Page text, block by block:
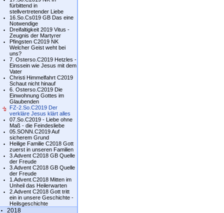
fürbittend in
stellvertretender Liebe
16.So.Cs019 GB Das eine
Notwendige
Dreifaltigkeit 2019 Vitus -
Zeugnis der Martyrer
Pfingsten C2019 NK
Welcher Geist weht bei
uns?
7. Osterso.C2019 Hetzles -
Einssein wie Jesus mit dem
Vater
Christi Himmelfahrt C2019
Schaut nicht hinauf
6. Osterso.C2019 Die
Einwohnung Gottes im
Glaubenden
FZ-2.So.C2019 Der
verkläre Jesus klärt alles
07.So.C2019 - Liebe ohne
Maß - die Feindesliebe
05.SONN.C2019 Auf
sicherem Grund
Heilige Familie C2018 Gott
zuerst in unseren Familien
3.Advent C2018 GB Quelle
der Freude
3.Advent C2018 GB Quelle
der Freude
1.Advent.C2018 Mitten im
Unheil das Heilerwarten
2.Advent C2018 Gott tritt
ein in unsere Geschichte -
Heilsgeschichte
2018